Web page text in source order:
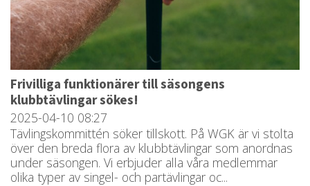
Frivilliga funktionärer till säsongens
klubbtävlingar sökes!
2025-04-10 08:27
Tävlingskommittén söker tillskott. På WGK är vi stolta
över den breda flora av klubbtävlingar som anordnas
under säsongen. Vi erbjuder alla våra medlemmar
olika typer av singel- och partävlingar oc...